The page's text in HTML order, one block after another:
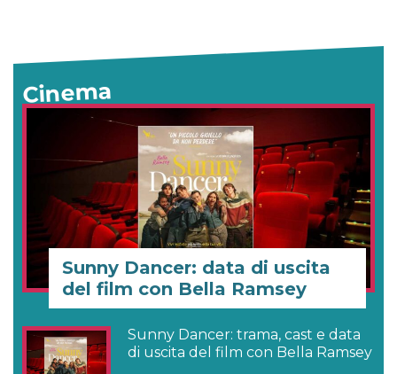
Cinema
Sunny Dancer: data di uscita
del film con Bella Ramsey
Sunny Dancer: trama, cast e data
di uscita del film con Bella Ramsey